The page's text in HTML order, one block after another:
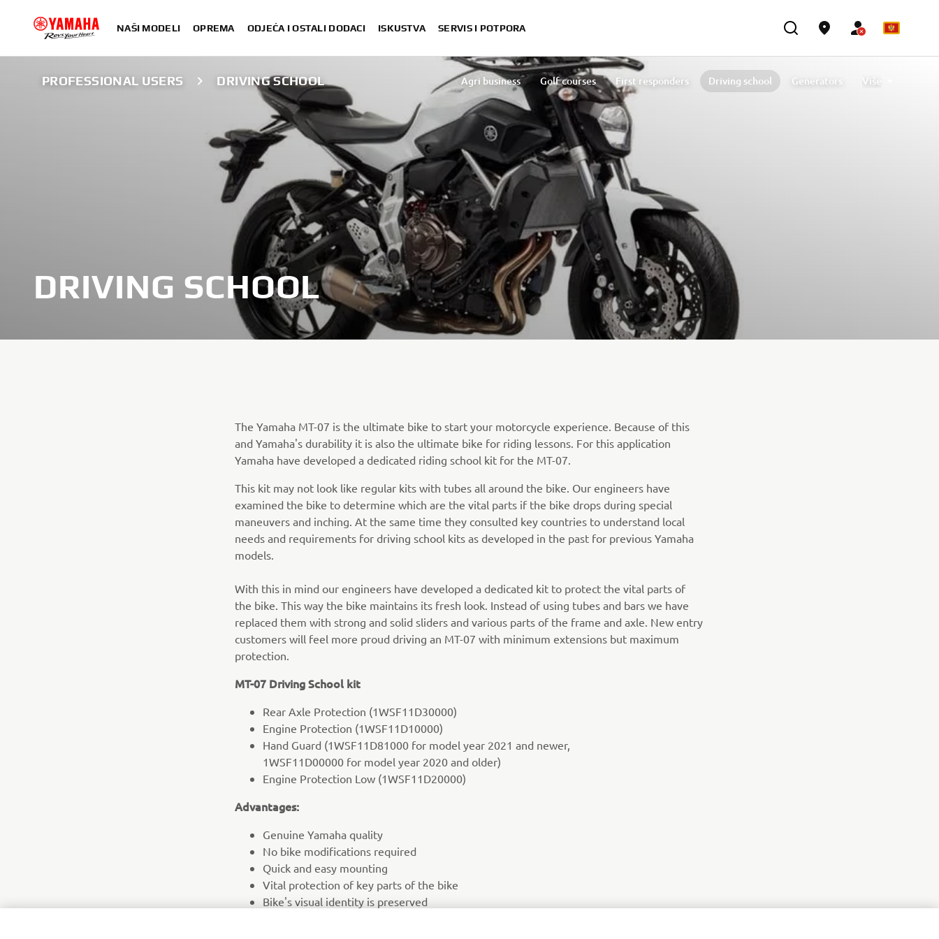
NAŠI MODELI OPREMA ODJEĆA I OSTALI DODACI ISKUSTVA SERVIS I POTPORA
PROFESSIONAL USERS DRIVING SCHOOL Agri business Golf courses First responders Driving school
Generators
Više
DRIVING SCHOOL
The Yamaha MT-07 is the ultimate bike to start your motorcycle experience. Because of this
and Yamaha's durability it is also the ultimate bike for riding lessons. For this application
Yamaha have developed a dedicated riding school kit for the MT-07.
This kit may not look like regular kits with tubes all around the bike. Our engineers have
examined the bike to determine which are the vital parts if the bike drops during special
maneuvers and inching. At the same time they consulted key countries to understand local
needs and requirements for driving school kits as developed in the past for previous Yamaha
models.
With this in mind our engineers have developed a dedicated kit to protect the vital parts of
the bike. This way the bike maintains its fresh look. Instead of using tubes and bars we have
replaced them with strong and solid sliders and various parts of the frame and axle. New entry
customers will feel more proud driving an MT-07 with minimum extensions but maximum
protection.
MT-07 Driving School kit
Rear Axle Protection (1WSF11D30000)
Engine Protection (1WSF11D10000)
Hand Guard (1WSF11D81000 for model year 2021 and newer,
1WSF11D00000 for model year 2020 and older)
Engine Protection Low (1WSF11D20000)
Advantages:
Genuine Yamaha quality
No bike modifications required
Quick and easy mounting
Vital protection of key parts of the bike
Bike's visual identity is preserved